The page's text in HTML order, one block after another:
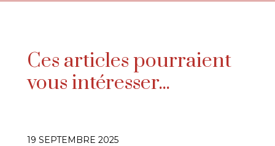
Ces articles pourraient
vous intéresser...
19 SEPTEMBRE 2025